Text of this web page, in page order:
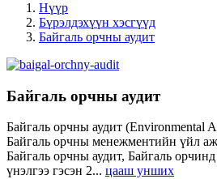
Нүүр
Бүрэлдэхүүн хэсгүүд
Байгаль орчны аудит
Байгаль орчны аудит
Байгаль орчны аудит
Байгаль орчны менежментийн үйл
Байгаль орчны аудит, Байгаль
үнэлгээ гэсэн 2... цааш унших